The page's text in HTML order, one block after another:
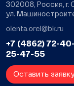
302008, Россия, г.
ул.
olenta.orel@bk.ru
+7 (4862) 72-
25-47-55
Оставить